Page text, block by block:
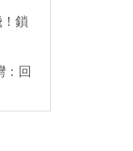
鎖
：回